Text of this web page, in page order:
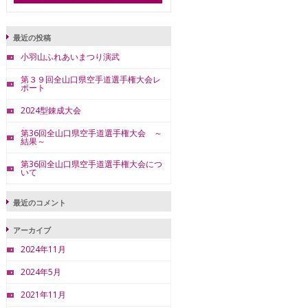
最近の投稿
小羽山ふれあいまつり演武
第３９回全山口県空手道選手権大会レ
ポート
2024型錬成大会
第36回全山口県空手道選手権大会 ～
結果～
第36回全山口県空手道選手権大会につ
いて
最近のコメント
アーカイブ
2024年11月
2024年5月
2021年11月